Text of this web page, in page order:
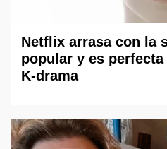
Netflix arrasa con la
popular y es perfecta
K-drama